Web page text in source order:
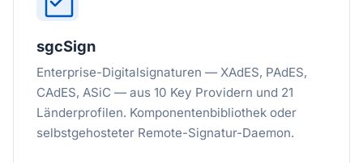
sgcSign
Enterprise-Digitalsignaturen — XAdES, PAdES,
CAdES, ASiC — aus 10 Key Providern und 21
Länderprofilen. Komponentenbibliothek oder
selbstgehosteter Remote-Signatur-Daemon.